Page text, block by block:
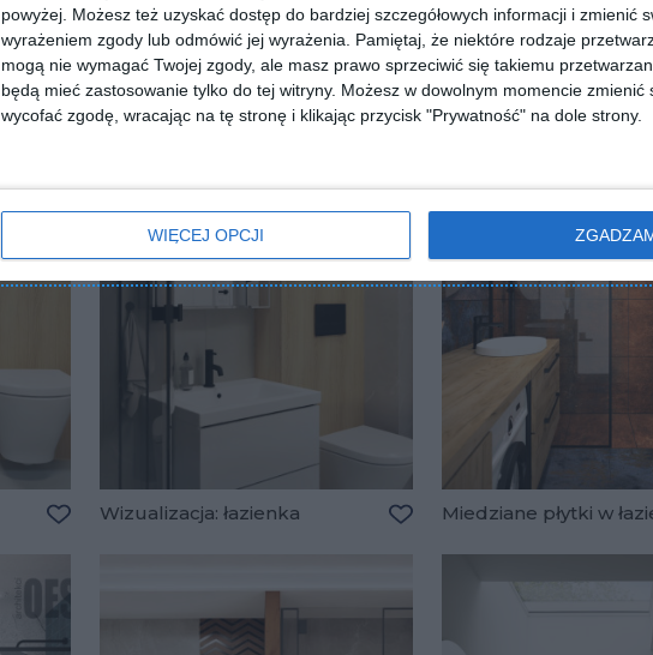
powyżej. Możesz też uzyskać dostęp do bardziej szczegółowych informacji i zmienić
wyrażeniem zgody lub odmówić jej wyrażenia.
Pamiętaj, że niektóre rodzaje
mogą nie wymagać Twojej zgody, ale masz prawo sprzeciwić się takiemu
będą mieć zastosowanie tylko do tej witryny. Możesz w dowolnym momencie zmienić
wycofać zgodę, wracając na tę stronę i klikając przycisk "Prywatność" na dole strony.
WIĘCEJ OPCJI
Dodaj do ulubionych
Tapeta Coral w łazience
Dodaj do ulubionych
Wizualizacja: łazienka
Wizualizacja: łazienka Miedziane płytki w